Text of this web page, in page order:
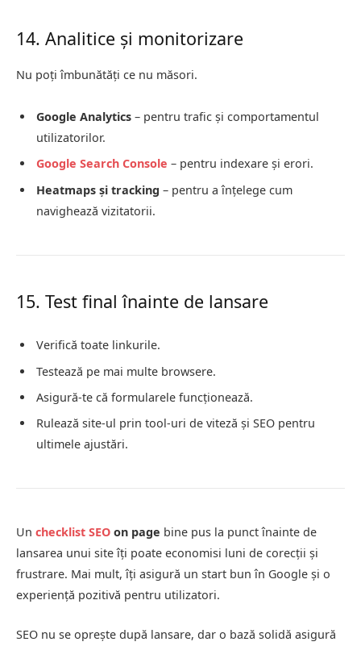
14. Analitice și monitorizare
Nu poți îmbunătăți ce nu măsori.
Google Analytics – pentru trafic și comportamentul
utilizatorilor.
Google Search Console – pentru indexare și erori.
Heatmaps și tracking – pentru a înțelege cum
navighează vizitatorii.
15. Test final înainte de lansare
Verifică toate linkurile.
Testează pe mai multe browsere.
Asigură-te că formularele funcționează.
Rulează site-ul prin tool-uri de viteză și SEO pentru
ultimele ajustări.
Un checklist SEO on page bine pus la punct înainte de
lansarea unui site îți poate economisi luni de corecții și
frustrare. Mai mult, îți asigură un start bun în Google și o
experiență pozitivă pentru utilizatori.
SEO nu se oprește după lansare, dar o bază solidă asigură